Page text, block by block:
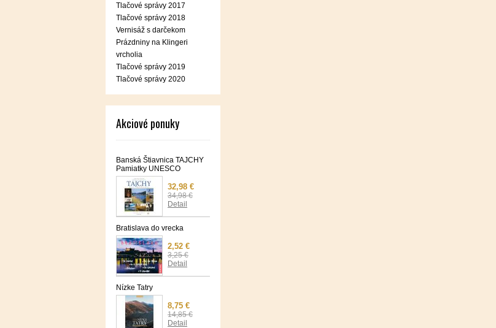
Tlačové správy 2017
Tlačové správy 2018
Vernisáž s darčekom
Prázdniny na Klingeri
vrcholia
Tlačové správy 2019
Tlačové správy 2020
Akciové ponuky
Banská Štiavnica TAJCHY
Pamiatky UNESCO
32,98 €
34,98 €
Detail
Bratislava do vrecka
2,52 €
3,25 €
Detail
Nízke Tatry
8,75 €
14,85 €
Detail